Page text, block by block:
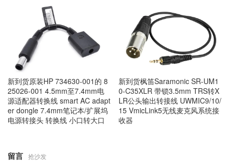
新到货原装HP 734630-001的 8
25026-001 4.5mm至7.4mm电
源适配器转换线 smart AC adapt
er dongle 7.4mm笔记本/扩展坞
电源转接头 转换线 小口转大口
新到货枫笛Saramonic SR-UM1
0-C35XLR 带锁3.5mm TRS转X
LR公头输出转接线 UWMIC9/10/
15 VmicLink5无线麦克风系统接
收器
留言 抢沙发